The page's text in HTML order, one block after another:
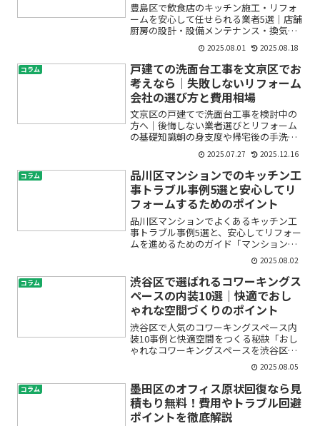
豊島区で飲食店のキッチン施工・リフォ
ームを安心して任せられる業者5選｜店舗
厨房の設計・設備メンテナンス・換気ダ
クト工事も解説第1位 MIRIX対応エリア：
東京都23区全域得意分野／特徴：店舗・
テナント・マンション・戸建ての内装工
事、原状回復...
2025.08.01 2025.08.18
コラム
戸建ての洗面台工事を文京区でお
考えなら｜失敗しないリフォーム
会社の選び方と費用相場
文京区の戸建てで洗面台工事を検討中の
方へ｜後悔しない業者選びとリフォーム
の基礎知識朝の身支度や帰宅後の手洗い
など、毎日使う洗面所。戸建て住宅で
「洗面台が古くなってきた」「収納が足
りない」「水漏れやカビが心配」と感じ
ていませんか？文京区で洗面...
2025.07.27 2025.12.16
コラム
品川区マンションでのキッチン工
事トラブル事例5選と安心してリ
フォームするためのポイント
品川区マンションでよくあるキッチン工
事トラブル事例5選と、安心してリフォー
ムを進めるためのガイド「マンションの
キッチンをリフォームしたいけど、工事
中のトラブルや失敗が心配…」「水漏れ
や近隣トラブルが起きたらどうしよう」
「どこの業者に頼めば安...
2025.08.02
コラム
渋谷区で選ばれるコワーキングス
ペースの内装10選｜快適でおし
ゃれな空間づくりのポイント
渋谷区で人気のコワーキングスペース内
装10事例と快適空間をつくる秘訣「おし
ゃれなコワーキングスペースを渋谷区で
作りたいけど、どんな内装が人気な
の？」「居心地の良い空間にするには何
に気をつければいい？」そんな悩みや疑
問をお持ちではありませんか...
2025.08.05
コラム
墨田区のオフィス原状回復なら見
積もり無料！費用やトラブル回避
ポイントを徹底解説